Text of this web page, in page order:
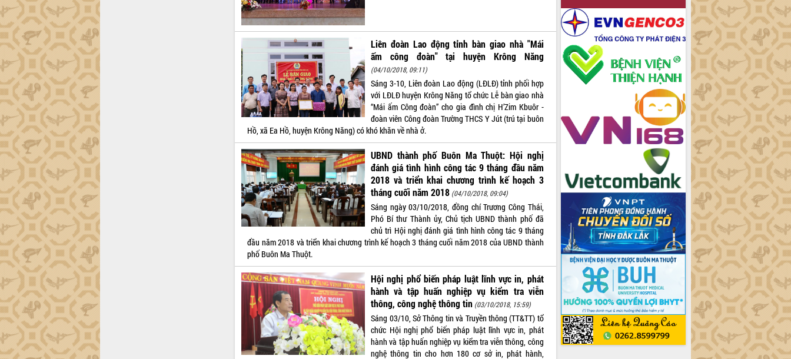
Liên đoàn Lao động tỉnh bàn giao nhà "Mái
ấm công đoàn" tại huyện Krông Năng
(04/10/2018, 09:11)
Sáng 3-10, Liên đoàn Lao động (LĐLĐ) tỉnh phối hợp
với LĐLĐ huyện Krông Năng tổ chức Lễ bàn giao nhà
“Mái ấm Công đoàn” cho gia đình chị H’Zim Kbuôr -
đoàn viên Công đoàn Trường THCS Y Jút (trú tại buôn
Hồ, xã Ea Hồ, huyện Krông Năng) có khó khăn về nhà ở.
UBND thành phố Buôn Ma Thuột: Hội nghị
đánh giá tình hình công tác 9 tháng đầu năm
2018 và triển khai chương trình kế hoạch 3
tháng cuối năm 2018 (04/10/2018, 09:04)
Sáng ngày 03/10/2018, đồng chí Trương Công Thái,
Phó Bí thư Thành ủy, Chủ tịch UBND thành phố đã
chủ trì Hội nghị đánh giá tình hình công tác 9 tháng
đầu năm 2018 và triển khai chương trình kế hoạch 3 tháng cuối năm 2018 của UBND thành
phố Buôn Ma Thuột.
Hội nghị phổ biến pháp luật lĩnh vực in, phát
hành và tập huấn nghiệp vụ kiểm tra viễn
thông, công nghệ thông tin (03/10/2018, 15:59)
Sáng 03/10, Sở Thông tin và Truyền thông (TT&TT) tổ
chức Hội nghị phổ biến pháp luật lĩnh vực in, phát
hành và tập huấn nghiệp vụ kiểm tra viễn thông, công
nghệ thông tin cho hơn 180 cơ sở in, phát hành,